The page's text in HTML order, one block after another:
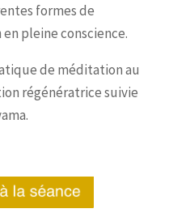
formes de
pleine conscience.
de méditation au
régénératrice suivie